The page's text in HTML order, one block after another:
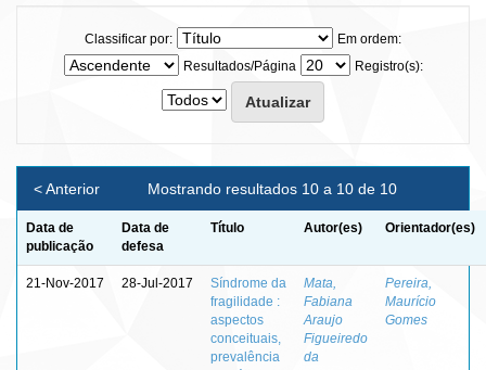
Classificar por:
Em ordem:
Resultados/Página
Registro(s):
Mostrando resultados 10 a 10 de 10
< Anterior
Data de
publicação
Data de
defesa
Título Autor(es) Orientador(es)
21-Nov-2017 28-Jul-2017
Síndrome da
fragilidade :
aspectos
conceituais,
prevalência
Mata,
Fabiana
Araujo
Figueiredo
da
Pereira,
Maurício
Gomes